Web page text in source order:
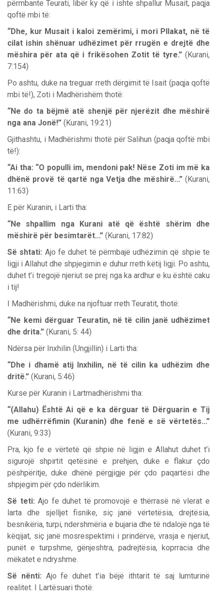
përmbante Teurati, libër ky që i ishte shpallur Musait, paqja
qoftë mbi të:
“Dhe, kur Musait i kaloi zemërimi, i mori Pllakat, në të
cilat ishin shënuar udhëzimet për rrugën e drejtë dhe
mëshira për ata që i frikësohen Zotit të tyre.”(Kurani,
7:154)
Po ashtu, duke na treguar rreth dërgimit të Isait (paqja qoftë
mbi të!), Zoti i Madhërishëm thotë:
“Ne do ta bëjmë atë shenjë për njerëzit dhe mëshirë
nga ana Jonë!” (Kurani, 19:21)
Gjithashtu, i Madhërishmi thotë për Salihun (paqja qoftë mbi
të!):
“Ai tha: “O populli im, mendoni pak! Nëse Zoti im më ka
dhënë provë të qartë nga Vetja dhe mëshirë...” (Kurani,
11:63)
E për Kuranin, i Larti tha:
“Ne shpallim nga Kurani atë që është shërim dhe
mëshirë për besimtarët...” (Kurani, 17:82)
Së shtati: Ajo fe duhet të përmbajë udhëzimin që shpie te
ligji i Allahut dhe shpjegimin e duhur rreth këtij ligji. Po ashtu,
duhet t’i tregojë njeriut se prej nga ka ardhur e ku është caku
i tij!
I Madhërishmi, duke na njoftuar rreth Teuratit, thotë:
“Ne kemi dërguar Teuratin, në të cilin janë udhëzimet
dhe drita.” (Kurani, 5: 44)
Ndërsa për Inxhilin (Ungjillin) i Larti tha:
“Dhe i dhamë atij Inxhilin, në të cilin ka udhëzim dhe
dritë.” (Kurani, 5:46)
Kurse për Kuranin i Lartmadhërishmi tha:
“(Allahu) Është Ai që e ka dërguar të Dërguarin e Tij
me udhërrëfimin (Kuranin) dhe fenë e së vërtetës...”
(Kurani, 9:33)
Pra, kjo fe e vërtetë që shpie në ligjin e Allahut duhet t’i
sigurojë shpirtit qetësinë e prehjen, duke e flakur çdo
pëshpëritje, duke dhënë përgjigje për çdo paqartësi dhe
shpjegim për çdo ndërlikim.
Së teti:Ajo fe duhet të promovojë e thërrasë në vlerat e
larta dhe sjelljet fisnike, siç janë vërtetësia, drejtësia,
besnikëria, turpi, ndershmëria e bujaria dhe të ndalojë nga të
këqijat, siç janë mosrespektimi i prindërve, vrasja e njeriut,
punët e turpshme, gënjeshtra, padrejtësia, koprracia dhe
mëkatet e ndryshme.
Së nënti: Ajo fe duhet t’ia bëjë ithtarit të saj lumturinë
realitet. I Lartësuari thotë: